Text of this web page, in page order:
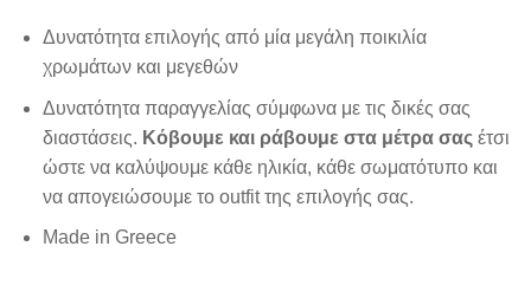
Δυνατότητα επιλογής από μία μεγάλη ποικιλία
χρωμάτων και μεγεθών
Δυνατότητα παραγγελίας σύμφωνα με τις δικές σας
διαστάσεις. Κόβουμε και ράβουμε στα μέτρα σας έτσι
ώστε να καλύψουμε κάθε ηλικία, κάθε σωματότυπο και
να απογειώσουμε το outfit της επιλογής σας.
Made in Greece